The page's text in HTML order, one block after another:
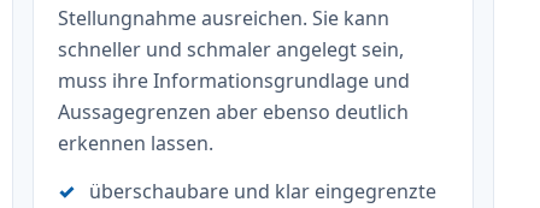
Stellungnahme ausreichen. Sie kann
schneller und schmaler angelegt sein,
muss ihre Informationsgrundlage und
Aussagegrenzen aber ebenso deutlich
erkennen lassen.
überschaubare und klar eingegrenzte